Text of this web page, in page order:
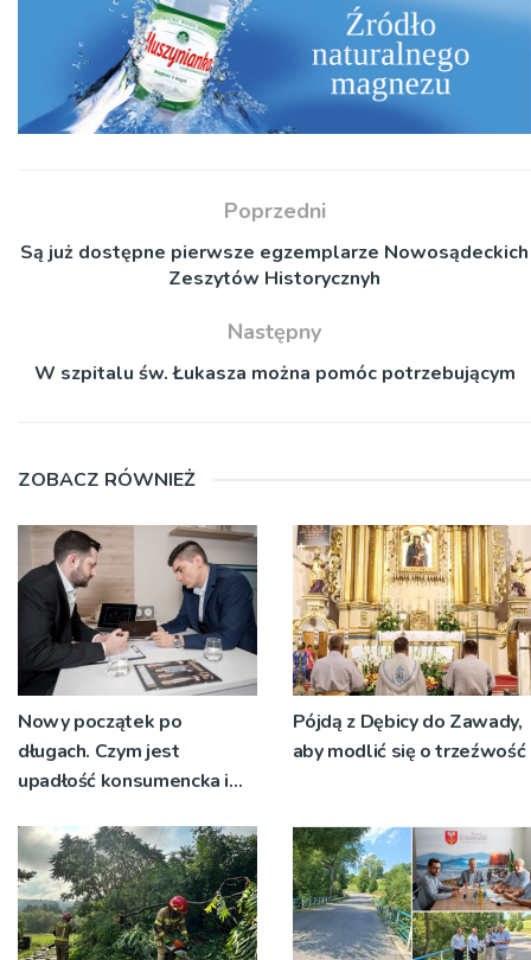
Poprzedni
Są już dostępne pierwsze egzemplarze Nowosądeckich
Zeszytów Historycznyh
Następny
W szpitalu św. Łukasza można pomóc potrzebującym
ZOBACZ RÓWNIEŻ
Nowy początek po
długach. Czym jest
upadłość konsumencka i
rozsądnym wyjściem?
Pójdą z Dębicy do Zawady,
aby modlić się o trzeźwość